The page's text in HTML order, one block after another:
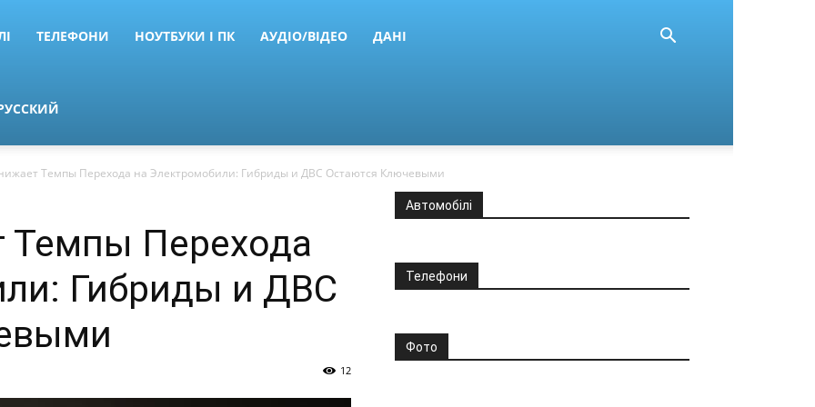
ТЕЛЕФОНИ НОУТБУКИ І ПК АУДІО/ВІДЕО ДАНІ
Темпы Перехода на Электромобили: Гибриды и ДВС Остаются Ключевыми
Темпы Перехода
Гибриды и ДВС
12
Автомобілі
Телефони
Фото